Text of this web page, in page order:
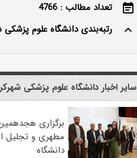
event_note
تعداد مطالب : 4766
keyboard_arrow_up
رتبه‌بندی دانشگاه علوم پزشکی
سایر اخبار دانشگاه علوم پزشکی
برگزاری
مطهری و تجلیل
دانشگاه